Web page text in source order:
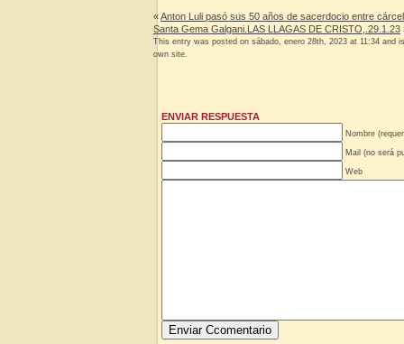
«Anton Luli pasó sus 50 años de sacerdocio entre
Santa Gema Galgani.LAS LLAGAS DE CRISTO,.29.1.23
This entry was posted on sábado, enero 28th, 2023 at 11:34 and
own site.
ENVIAR RESPUESTA
Nombre
Mail (no será
Web